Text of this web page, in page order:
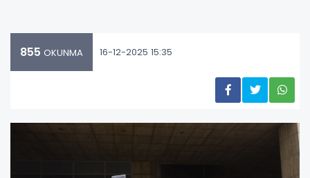
855 OKUNMA 16-12-2025 15:35